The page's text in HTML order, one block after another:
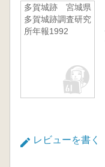
多賀城跡 宮城県
多賀城跡調査研究
所年報1992
レビューを書く